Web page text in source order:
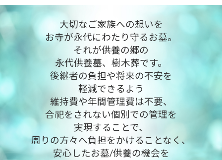
大切なご家族への想いを
お寺が永代にわたり守るお墓。
それが供養の郷の
永代供養墓、樹木葬です。
後継者の負担や将来の不安を
軽減できるよう
維持費や年間管理費は不要、
合祀をされない個別での管理を
実現することで、
周りの方々へ負担をかけることなく、
安心したお墓/供養の機会を